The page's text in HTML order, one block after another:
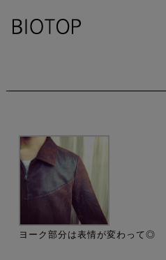
ヨーク部分は表情が変わって◎